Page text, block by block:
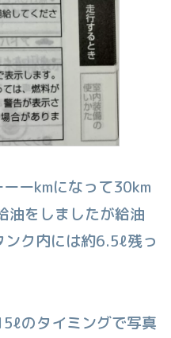
ーkmになって30km
油をしましたが給油
ク内には約6.5ℓ残っ
のタイミングで写真